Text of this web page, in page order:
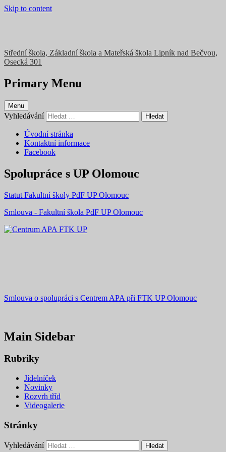
Skip to content
Střední škola, Základní škola a Mateřská škola Lipník nad Bečvou,
Osecká 301
Primary Menu
Menu
Vyhledávání
Úvodní stránka
Kontaktní informace
Facebook
Spolupráce s UP Olomouc
Statut Fakultní školy PdF UP Olomouc
Smlouva - Fakultní škola PdF UP Olomouc
Smlouva o spolupráci s Centrem APA při FTK UP Olomouc
Main Sidebar
Rubriky
Jídelníček
Novinky
Rozvrh tříd
Videogalerie
Stránky
Vyhledávání